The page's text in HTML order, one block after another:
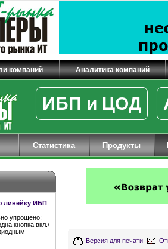
компаний Аналитика компаний
ИБП и ЦОД
Статистика Продукты
линейку ИБП
упрощено:
кнопка вкл./
Версия для печати